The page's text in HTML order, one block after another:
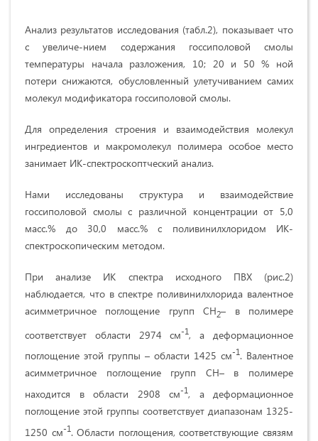
Анализ результатов исследования (табл.2), показывает что
с увеличе-нием содержания госсиполовой смолы
температуры начала разложения, 10; 20 и 50 % ной
потери снижаются, обусловленный улетучиванием самих
молекул модификатора госсиполовой смолы.
Для определения строения и взаимодействия молекул
ингредиентов и макромолекул полимера особое место
занимает ИК-спектроскоптческий анализ.
Нами исследованы структура и взаимодействие
госсиполовой смолы с различной концентрации от 5,0
масс.% до 30,0 масс.% с поливинилхлоридом ИК-
спектроскопическим методом.
При анализе ИК спектра исходного ПВХ (рис.2)
наблюдается, что в спектре поливинилхлорида валентное
асимметричное поглощение групп СН2– в полимере
соответствует области 2974 см-1, а деформационное
поглощение этой группы – области 1425 см-1. Валентное
асимметричное поглощение групп СН– в полимере
находится в области 2908 см-1, а деформационное
поглощение этой группы соответствует диапазонам 1325-
1250 см-1. Области поглощения, соответствующие связям